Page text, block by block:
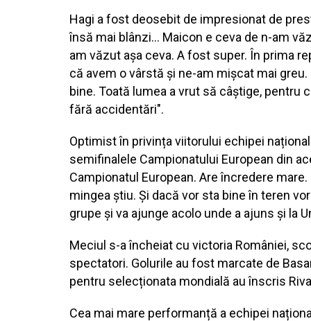
Hagi a fost deosebit de impresionat de
însă mai blânzi... Maicon e ceva de n-am
am văzut așa ceva. A fost super. În prima
că avem o vârstă și ne-am mișcat mai
bine. Toată lumea a vrut să câștige,
fără accidentări".
Optimist în privința viitorului echipei
semifinalele Campionatului European din
Campionatul European. Are încredere
mingea știu. Și dacă vor sta bine în teren
grupe și va ajunge acolo unde a ajuns și la
Meciul s-a încheiat cu victoria României,
spectatori. Golurile au fost marcate de
pentru selecționata mondială au înscris
Cea mai mare performanță a echipei